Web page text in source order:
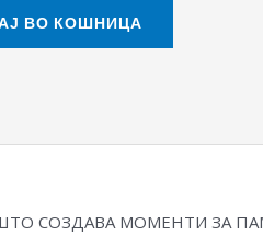
ВО КОШНИЦА
СОЗДАВА МОМЕНТИ ЗА